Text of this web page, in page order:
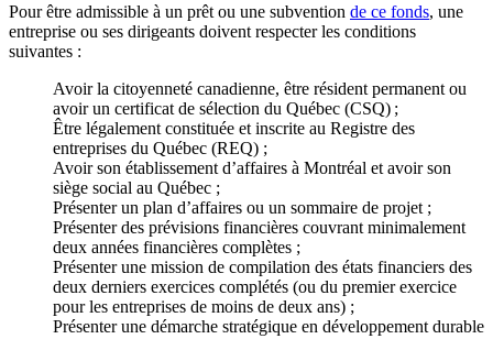
Pour être admissible à un prêt ou une subvention de ce fonds, une
entreprise ou ses dirigeants doivent respecter les conditions
suivantes :
Avoir la citoyenneté canadienne, être résident permanent ou
avoir un certificat de sélection du Québec (CSQ) ;
Être légalement constituée et inscrite au Registre des
entreprises du Québec (REQ) ;
Avoir son établissement d’affaires à Montréal et avoir son
siège social au Québec ;
Présenter un plan d’affaires ou un sommaire de projet ;
Présenter des prévisions financières couvrant minimalement
deux années financières complètes ;
Présenter une mission de compilation des états financiers des
deux derniers exercices complétés (ou du premier exercice
pour les entreprises de moins de deux ans) ;
Présenter une démarche stratégique en développement durable